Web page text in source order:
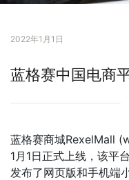
2022年1月1日
蓝格赛中国电商
蓝格赛商城RexelMall
1月1日正式上线，该平
发布了网页版和手机端